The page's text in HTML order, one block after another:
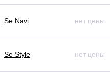
Se Navi нет цены
Se Style нет цены